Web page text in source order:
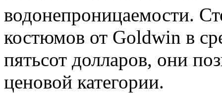
водонепроницаемости.
костюмов от Goldwin в
пятьсот долларов, они
ценовой категории.